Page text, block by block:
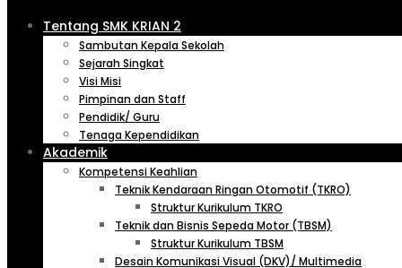
Tentang SMK KRIAN 2
Sambutan Kepala Sekolah
Sejarah Singkat
Visi Misi
Pimpinan dan Staff
Pendidik/ Guru
Tenaga Kependidikan
Akademik
Kompetensi Keahlian
Teknik Kendaraan Ringan Otomotif (TKRO)
Struktur Kurikulum TKRO
Teknik dan Bisnis Sepeda Motor (TBSM)
Struktur Kurikulum TBSM
Desain Komunikasi Visual (DKV)/ Multimedia